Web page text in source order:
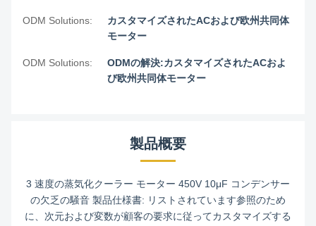
ODM Solutions:
カスタマイズされたACおよび欧州共同体
モーター
ODM Solutions:
ODMの解決:カスタマイズされたACおよ
び欧州共同体モーター
製品概要
3 速度の蒸気化クーラー モーター 450V 10μF コンデンサー
の欠乏の騒音 製品仕様書: リストされています参照のため
に、次元および変数が顧客の要求に従ってカスタマイズする